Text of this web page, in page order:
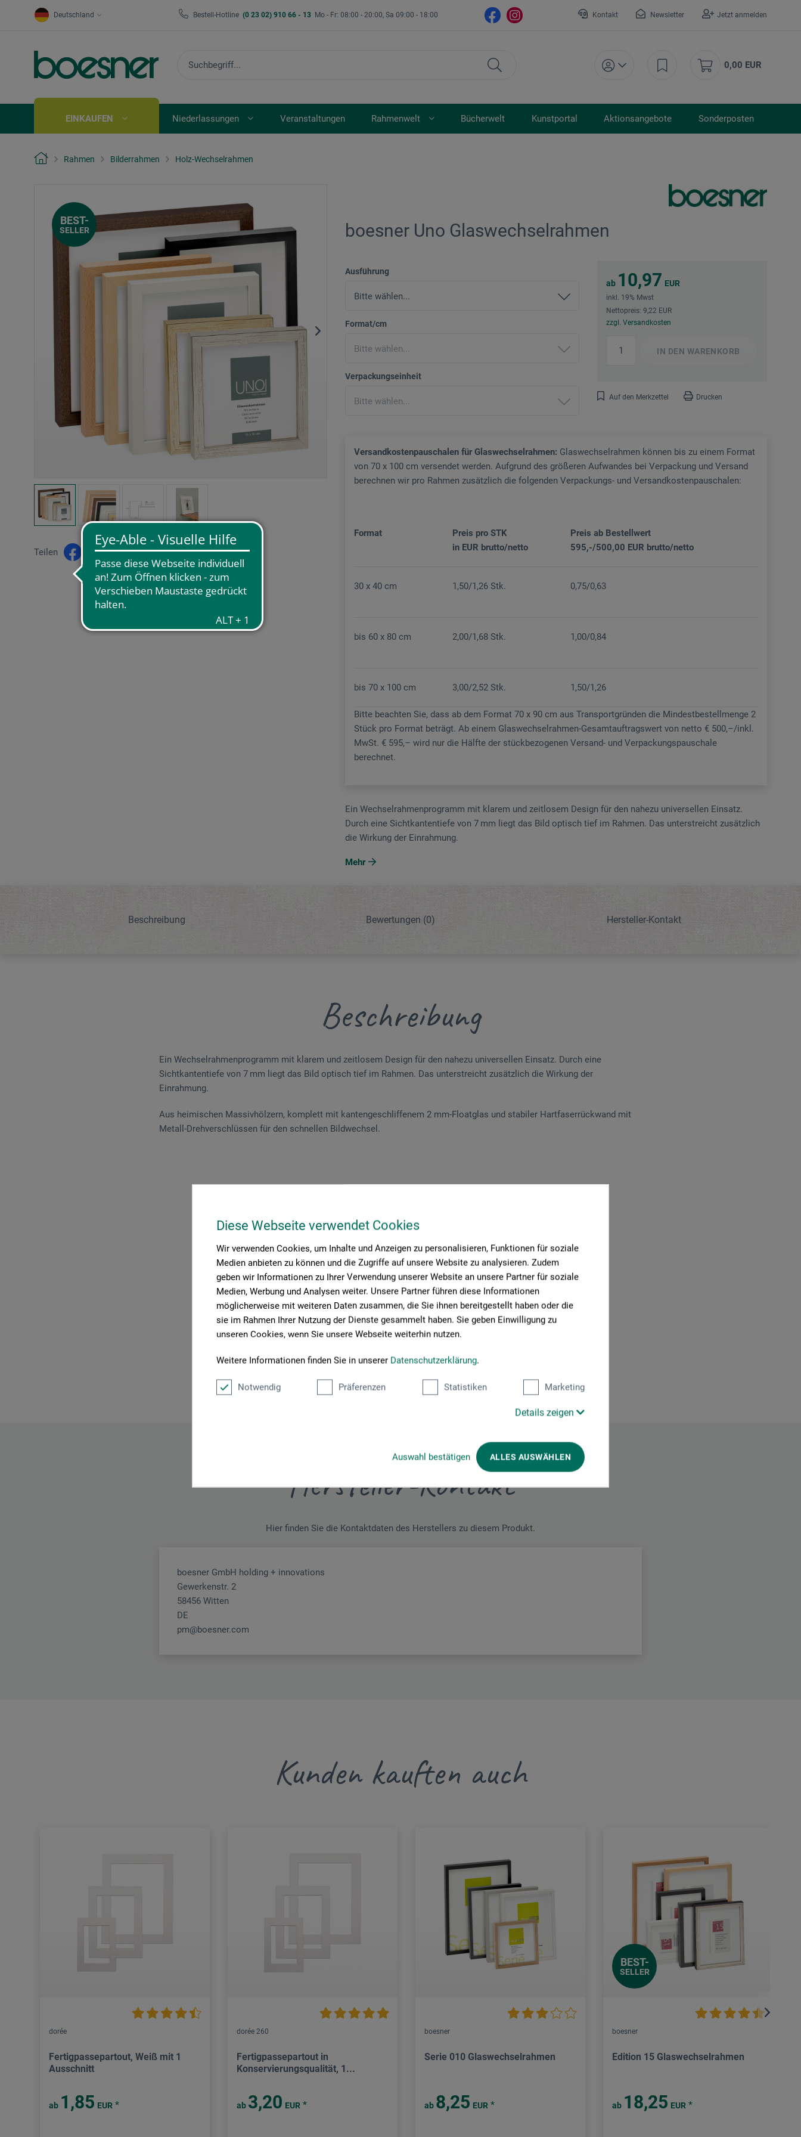
Diese Webseite verwendet Cookies
Wir verwenden Cookies, um Inhalte und Anzeigen zu personalisieren, Funktionen für soziale
Medien anbieten zu können und die Zugriffe auf unsere Website zu analysieren. Zudem
geben wir Informationen zu Ihrer Verwendung unserer Website an unsere Partner für soziale
Medien, Werbung und Analysen weiter. Unsere Partner führen diese Informationen
möglicherweise mit weiteren Daten zusammen, die Sie ihnen bereitgestellt haben oder die
sie im Rahmen Ihrer Nutzung der Dienste gesammelt haben. Sie geben Einwilligung zu
unseren Cookies, wenn Sie unsere Webseite weiterhin nutzen.
Weitere Informationen finden Sie in unserer Datenschutzerklärung.
Notwendig Präferenzen Statistiken Marketing
Details zeigen
Auswahl bestätigen ALLES AUSWÄHLEN
Deutschland Bestell-Hotline (0 23 02) 910 66 - 13 Mo - Fr: 08:00 - 20:00, Sa 09:00 - 18:00 Kontakt Newsletter Jetzt anmelden
0,00 EUR
EINKAUFEN Niederlassungen Veranstaltungen Rahmenwelt Bücherwelt Kunstportal Aktionsangebote Sonderposten
Rahmen Bilderrahmen Holz-Wechselrahmen
boesner Uno Glaswechselrahmen
BEST-
SELLER
Ausführung
Format/cm
Verpackungseinheit
ab 10,97 EUR
inkl. 19% Mwst
Nettopreis: 9,22 EUR
zzgl. Versandkosten
IN DEN WARENKORB
Auf den Merkzettel Drucken
Teilen
Versandkostenpauschalen für Glaswechselrahmen: Glaswechselrahmen können bis zu einem Format
von 70 x 100 cm versendet werden. Aufgrund des größeren Aufwandes bei Verpackung und Versand
berechnen wir pro Rahmen zusätzlich die folgenden Verpackungs- und Versandkostenpauschalen:
Format
Preis pro STK
in EUR brutto/netto
Preis ab Bestellwert
595,-/500,00 EUR brutto/netto
30 x 40 cm 1,50/1,26 Stk. 0,75/0,63
bis 60 x 80 cm 2,00/1,68 Stk. 1,00/0,84
bis 70 x 100 cm 3,00/2,52 Stk. 1,50/1,26
Bitte beachten Sie, dass ab dem Format 70 x 90 cm aus Transportgründen die Mindestbestellmenge 2
Stück pro Format beträgt. Ab einem Glaswechselrahmen-Gesamtauftragswert von netto € 500,–/inkl.
MwSt. € 595,– wird nur die Hälfte der stückbezogenen Versand- und Verpackungspauschale
berechnet.
Ein Wechselrahmenprogramm mit klarem und zeitlosem Design für den nahezu universellen Einsatz.
Durch eine Sichtkantentiefe von 7 mm liegt das Bild optisch tief im Rahmen. Das unterstreicht zusätzlich
die Wirkung der Einrahmung.
Mehr
Beschreibung Bewertungen (0) Hersteller-Kontakt
Beschreibung
Ein Wechselrahmenprogramm mit klarem und zeitlosem Design für den nahezu universellen Einsatz. Durch eine
Sichtkantentiefe von 7 mm liegt das Bild optisch tief im Rahmen. Das unterstreicht zusätzlich die Wirkung der
Einrahmung.
Aus heimischen Massivhölzern, komplett mit kantengeschliffenem 2 mm-Floatglas und stabiler Hartfaserrückwand mit
Metall-Drehverschlüssen für den schnellen Bildwechsel.
Produktbewertungen (0)
Schreiben Sie die erste Bewertung zu diesem Produkt
JETZT PRODUKT BEWERTEN
Hersteller-Kontakt
Hier finden Sie die Kontaktdaten des Herstellers zu diesem Produkt.
boesner GmbH holding + innovations
Gewerkenstr. 2
58456 Witten
DE
pm@boesner.com
Kunden kauften auch
dorée
Fertigpassepartout, Weiß mit 1
Ausschnitt
ab 1,85 EUR *
dorée 260
Fertigpassepartout in
Konservierungsqualität, 1...
ab 3,20 EUR *
boesner
Serie 010 Glaswechselrahmen
ab 8,25 EUR *
BEST-
SELLER
boesner
Edition 15 Glaswechselrahmen
ab 18,25 EUR *